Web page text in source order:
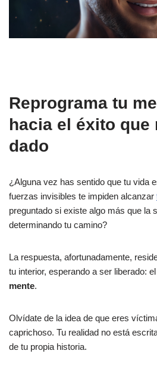
Reprograma tu
hacia el éxito que
dado
¿Alguna vez has sentido que tu vida
fuerzas invisibles te impiden alcanzar
preguntado si existe algo más que la
determinando tu camino?
La respuesta, afortunadamente,
tu interior, esperando a ser liberado:
mente.
Olvídate de la idea de que eres
caprichoso. Tu realidad no está
de tu propia historia.